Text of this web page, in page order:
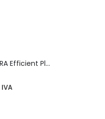
Sartén BRA Efficient Plus 26 cm en aluminio fundido apta para cualquier tipo de cocina
IVA